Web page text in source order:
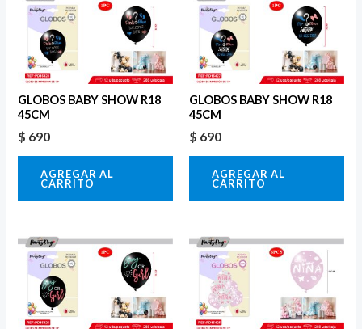
GLOBOS BABY SHOW R18
45CM
$ 690
AGREGAR AL
CARRITO
GLOBOS BABY SHOW R18
45CM
$ 690
AGREGAR AL
CARRITO